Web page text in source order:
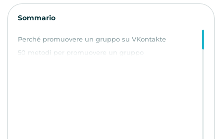
Sommario
Perché promuovere un gruppo su VKontakte
50 metodi per promuovere un gruppo